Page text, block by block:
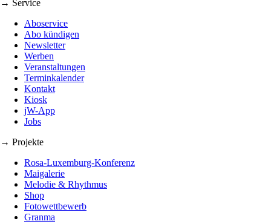
→ Service
Aboservice
Abo kündigen
Newsletter
Werben
Veranstaltungen
Terminkalender
Kontakt
Kiosk
jW-App
Jobs
→ Projekte
Rosa-Luxemburg-Konferenz
Maigalerie
Melodie & Rhythmus
Shop
Fotowettbewerb
Granma